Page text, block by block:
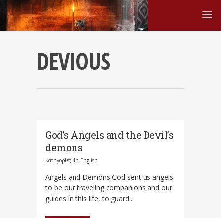
DEVIOUS
God’s Angels and the Devil’s
demons
Κατηγορίες: In English
Angels and Demons God sent us angels
to be our traveling companions and our
guides in this life, to guard...